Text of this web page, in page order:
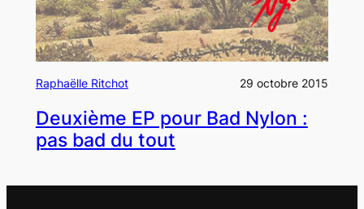
Raphaëlle Ritchot 29 octobre 2015
Deuxième EP pour Bad Nylon :
pas bad du tout